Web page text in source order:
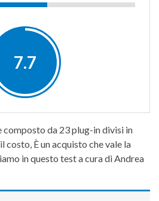
7.7
composto da 23 plug-in divisi in
È un acquisto che vale la
in questo test a cura di Andrea